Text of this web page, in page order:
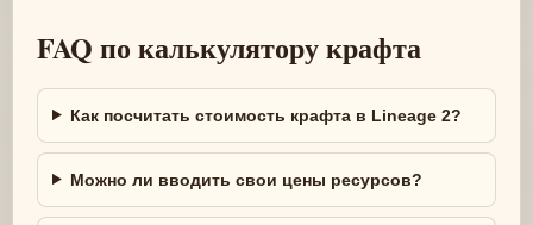
FAQ по калькулятору крафта
Как посчитать стоимость крафта в Lineage 2?
Можно ли вводить свои цены ресурсов?